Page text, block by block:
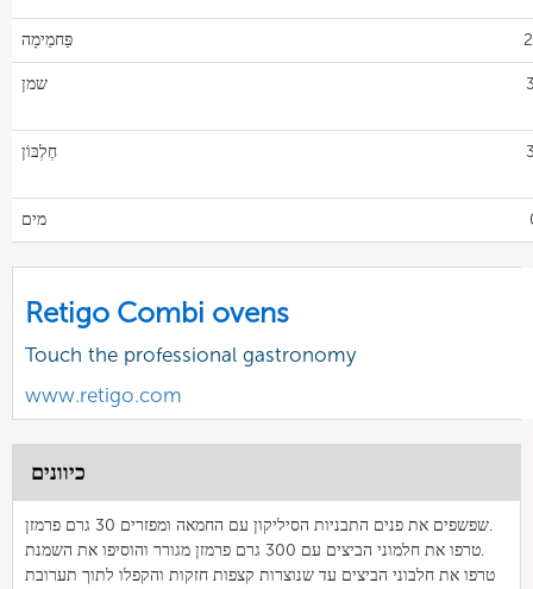
פַּחמֵימָה
שמן
חֶלְבּוֹן
מים
Retigo Combi ovens
Touch the professional gastronomy
www.retigo.com
כיוונים
שפשפים את פנים התבניות הסיליקון עם החמאה ומפזרים 30 גרם פרמזן.
טרפו את חלמוני הביצים עם 300 גרם פרמזן מגורר והוסיפו את השמנת.
טרפו את חלבוני הביצים עד שנוצרות קצפות חזקות והקפלו לתוך תערובת